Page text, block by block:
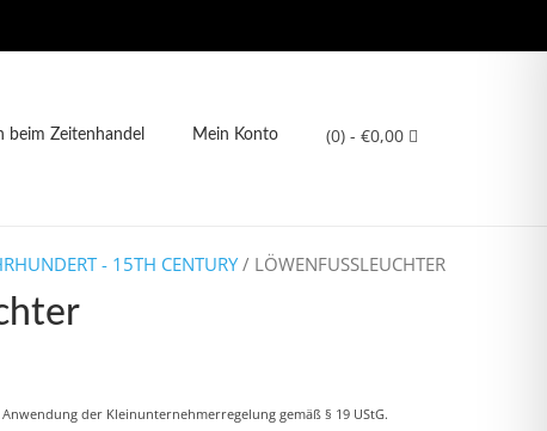
(0) - €0,00
beim Zeitenhandel Mein Konto
- 15TH CENTURY/ LÖWENFUSSLEUCHTER
der Kleinunternehmerregelung gemäß § 19 UStG.